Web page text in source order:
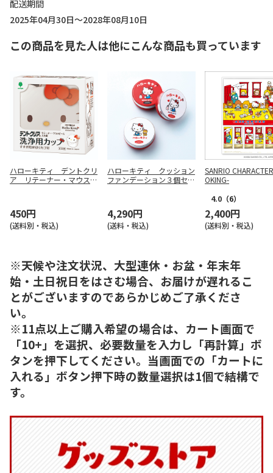
配送期間
2025年04月30日～2028年08月10日
この商品を見た人は他にこんな商品も買っています
ハローキティ デントクリ
ア リテーナー・マウスピ
450円
(送料別・税込)
ハローキティ クッション
ファンデーション３個セッ
4,290円
(送料・税込)
SANRIO
OKING-
4.0 （6）
2,400円
(送料別・税込)
※天候や注文状況、大型連休・お盆・年末年
始・土日祝日をはさむ場合、お届けが遅れるこ
とがございますのであらかじめご了承くださ
い。
※11点以上ご購入希望の場合は、カート画面で
「10+」を選択、必要数量を入力し「再計算」ボ
タンを押下してください。当画面での「カートに
入れる」ボタン押下時の数量選択は1個で結構で
す。